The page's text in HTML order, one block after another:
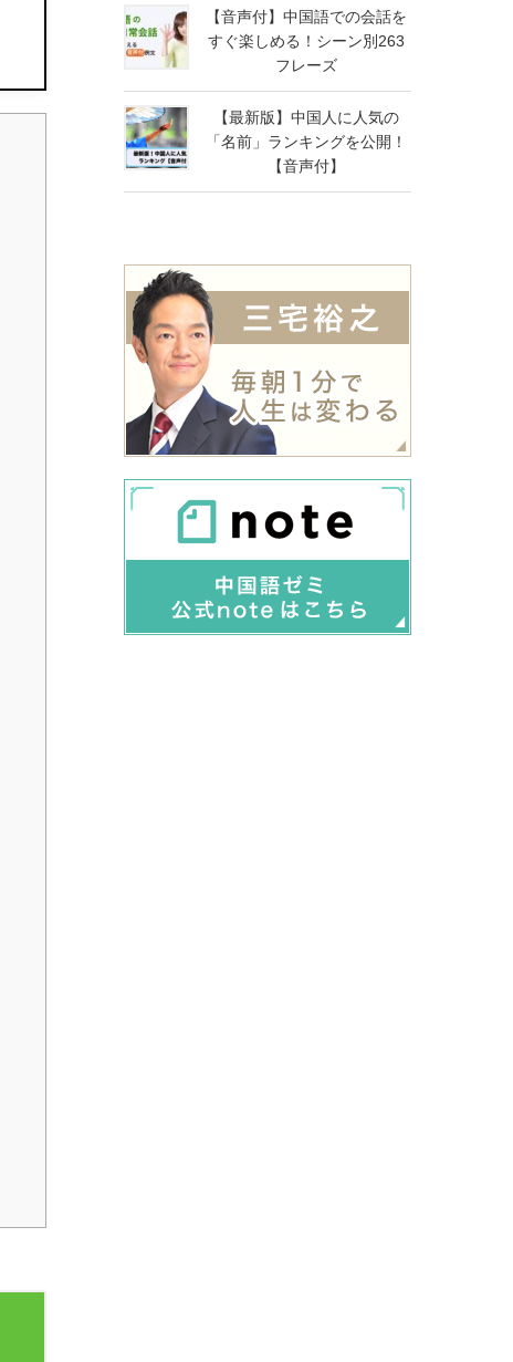
【音声付】中国語での会話を
すぐ楽しめる！シーン別263
フレーズ
【最新版】中国人に人気の
「名前」ランキングを公開！
【音声付】